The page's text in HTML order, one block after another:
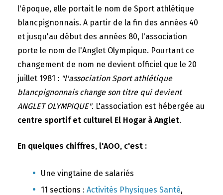
l'époque, elle portait le nom de Sport athlétique
blancpignonnais. A partir de la fin des années 40
et jusqu'au début des années 80, l'association
porte le nom de l'Anglet Olympique. Pourtant ce
changement de nom ne devient officiel que le 20
juillet 1981 : "l'association Sport athlétique
blancpignonnais change son titre qui devient
ANGLET OLYMPIQUE". L'association est hébergée au
centre sportif et culturel El Hogar à Anglet.
En quelques chiffres, l'AOO, c'est :
Une vingtaine de salariés
11 sections : Activités Physiques Santé,